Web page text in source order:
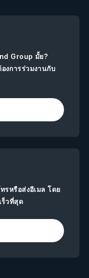
Group มั้ย?
งการร่วมงานกับ
รหรือส่งอีเมล โดย
ร็วที่สุด